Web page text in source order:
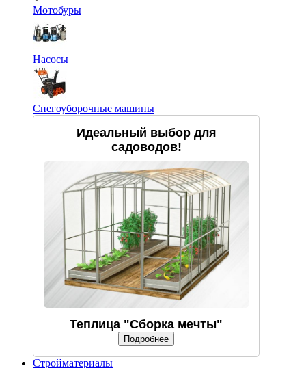
Мотобуры
Насосы
Снегоуборочные машины
Идеальный выбор для
садоводов!
Теплица "Сборка мечты"
Подробнее
Стройматериалы